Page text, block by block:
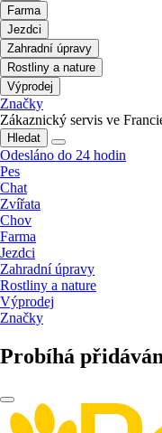
Farma
Jezdci
Zahradní úpravy
Rostliny a nature
Výprodej
Značky
Zákaznický servis ve
Hledat
Odesláno do 24 hodin
Pes
Chat
Zvířata
Chov
Farma
Jezdci
Zahradní úpravy
Rostliny a nature
Výprodej
Značky
Probíhá